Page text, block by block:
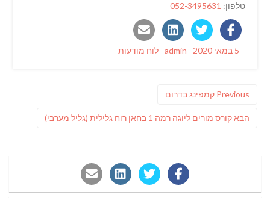
טלפון: 052-3495631
Posted
5 במאי 2020 Author
admin
Categories
לוח מודעות
Previous
Previous
קמפינג בדרום
הבאפוסט
קורס מורים ליוגה רמה 1 בחאן רוח גלילית (גליל מערבי)